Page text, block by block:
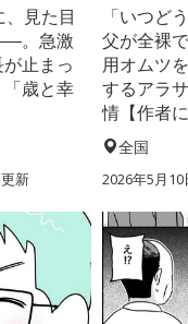
見た目
。急激
止まっ
歳と幸
新
「いつど
父が全裸
用オムツ
するアラ
情【作者に
全国
2026年5月